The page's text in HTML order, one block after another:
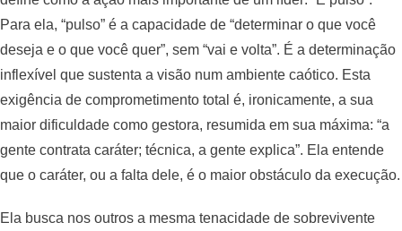
Para ela, “pulso” é a capacidade de “determinar o que você
deseja e o que você quer”, sem “vai e volta”. É a determinação
inflexível que sustenta a visão num ambiente caótico. Esta
exigência de comprometimento total é, ironicamente, a sua
maior dificuldade como gestora, resumida em sua máxima: “a
gente contrata caráter; técnica, a gente explica”. Ela entende
que o caráter, ou a falta dele, é o maior obstáculo da execução.
Ela busca nos outros a mesma tenacidade de sobrevivente